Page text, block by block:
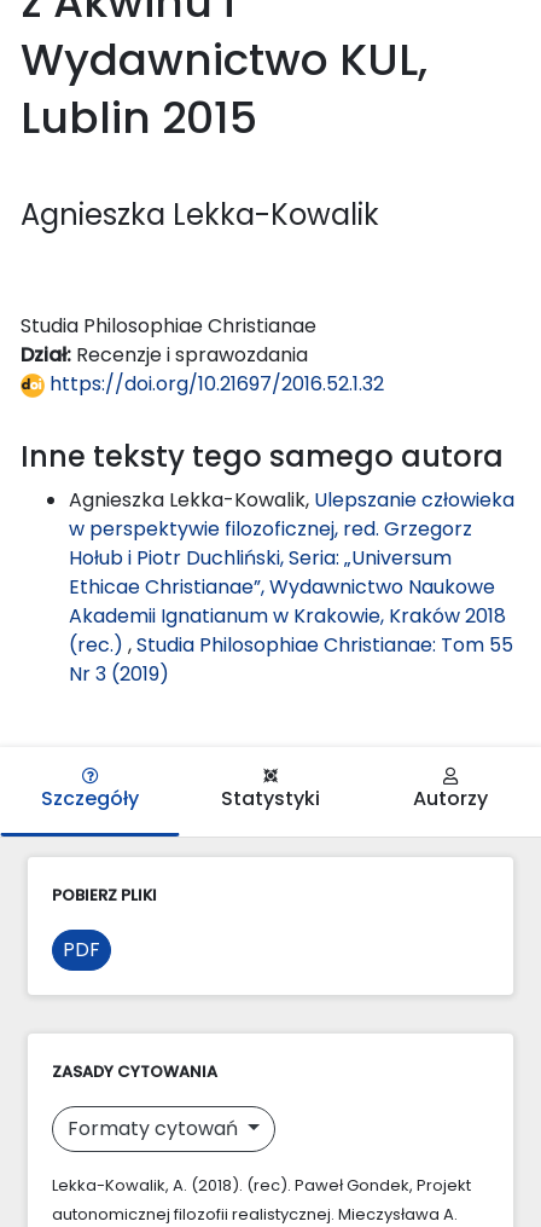
Wydawnictwo KUL,
Lublin 2015
Agnieszka Lekka-Kowalik
Studia Philosophiae Christianae
Dział: Recenzje i sprawozdania
https://doi.org/10.21697/2016.52.1.32
Inne teksty tego samego autora
Agnieszka Lekka-Kowalik, Ulepszanie człowieka
w perspektywie filozoficznej, red. Grzegorz
Hołub i Piotr Duchliński, Seria: „Universum
Ethicae Christianae”, Wydawnictwo Naukowe
Akademii Ignatianum w Krakowie, Kraków 2018
(rec.) ,Studia Philosophiae Christianae: Tom 55
Nr 3 (2019)
Szczegóły Statystyki Autorzy
POBIERZ PLIKI
PDF
ZASADY CYTOWANIA
Formaty cytowań
Lekka-Kowalik, A. (2018). (rec). Paweł Gondek, Projekt
autonomicznej filozofii realistycznej. Mieczysława A.